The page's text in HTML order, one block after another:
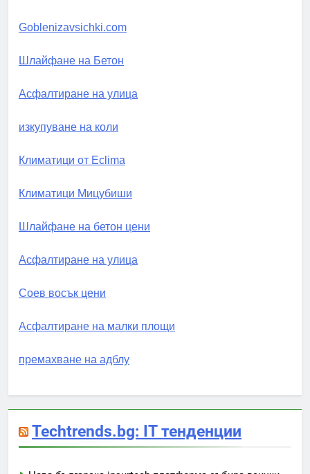
Goblenizavsichki.com
Шлайфане на Бетон
Асфалтиране на улица
изкупуване на коли
Климатици от Eclima
Климатици Мицубиши
Шлайфане на бетон цени
Асфалтиране на улица
Соев восък цени
Асфалтиране на малки площи
премахване на адблу
Techtrends.bg: IT тенденции